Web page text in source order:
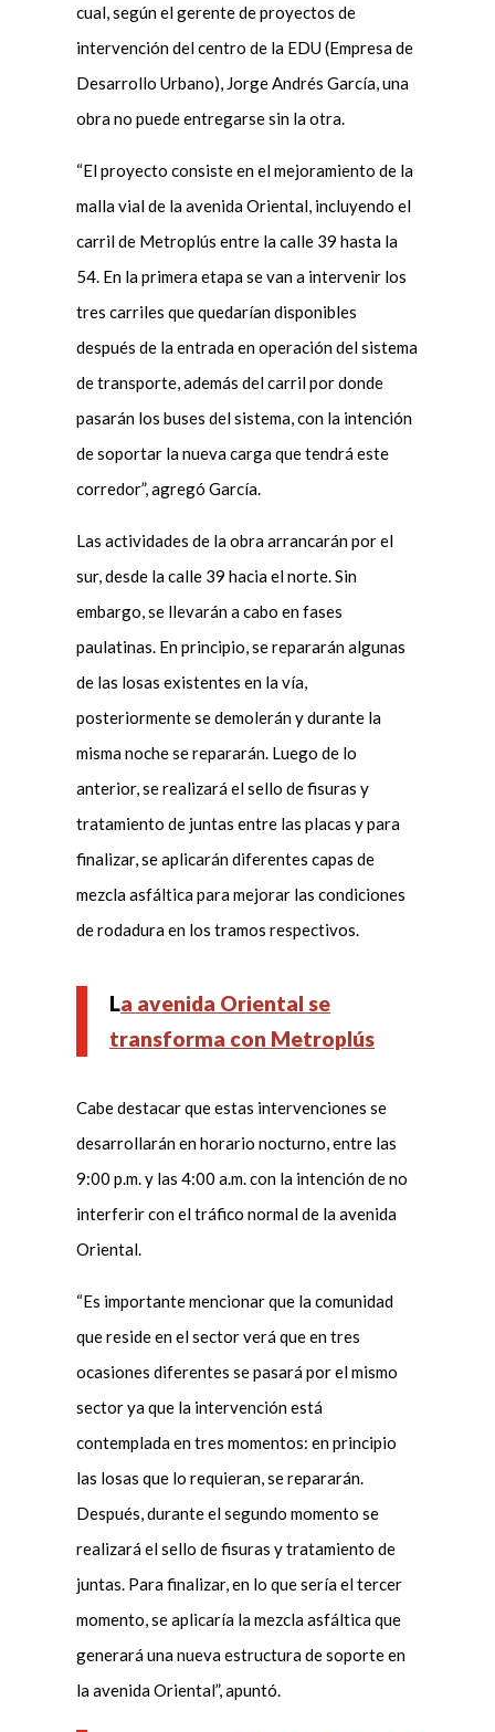
cual, según el gerente de proyectos de
intervención del centro de la EDU (Empresa de
Desarrollo Urbano), Jorge Andrés García, una
obra no puede entregarse sin la otra.
“El proyecto consiste en el mejoramiento de la
malla vial de la avenida Oriental, incluyendo el
carril de Metroplús entre la calle 39 hasta la
54. En la primera etapa se van a intervenir los
tres carriles que quedarían disponibles
después de la entrada en operación del sistema
de transporte, además del carril por donde
pasarán los buses del sistema, con la intención
de soportar la nueva carga que tendrá este
corredor”, agregó García.
Las actividades de la obra arrancarán por el
sur, desde la calle 39 hacia el norte. Sin
embargo, se llevarán a cabo en fases
paulatinas. En principio, se repararán algunas
de las losas existentes en la vía,
posteriormente se demolerán y durante la
misma noche se repararán. Luego de lo
anterior, se realizará el sello de fisuras y
tratamiento de juntas entre las placas y para
finalizar, se aplicarán diferentes capas de
mezcla asfáltica para mejorar las condiciones
de rodadura en los tramos respectivos.
La avenida Oriental se
transforma con Metroplús
Cabe destacar que estas intervenciones se
desarrollarán en horario nocturno, entre las
9:00 p.m. y las 4:00 a.m. con la intención de no
interferir con el tráfico normal de la avenida
Oriental.
“Es importante mencionar que la comunidad
que reside en el sector verá que en tres
ocasiones diferentes se pasará por el mismo
sector ya que la intervención está
contemplada en tres momentos: en principio
las losas que lo requieran, se repararán.
Después, durante el segundo momento se
realizará el sello de fisuras y tratamiento de
juntas. Para finalizar, en lo que sería el tercer
momento, se aplicaría la mezcla asfáltica que
generará una nueva estructura de soporte en
la avenida Oriental”, apuntó.